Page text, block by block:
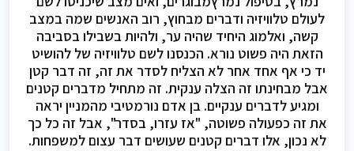
לעולם טלוויזיה ודברים מבחוץ, רוב האנשים שמה במצב
קשה, ואלמוג היחיד שהיה ער, ולהיות בשבילו בסביבה
הזאת היה פשוט נורא. הכנסנו לשם טלוויזיה של להושיט
יד כי אף אחד אחר לא הצליח לסדר את זה, זה דבר קטן
אבל מבחינתו זה הצלה ענקית. זה מתחיל מדברים קטנים
ומגיע לדברים ענקיים. בן אדם נורמטיבי מהמניין יראה
את זה כפעולה פשוטה, "אז עזרו, בסדר", אבל זה כל כך
לא נכון, אלו דברים קטנים שעושים דבר עצום למשפחות.